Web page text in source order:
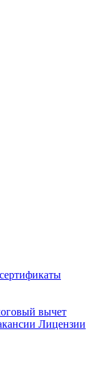
вычет
Лицензии